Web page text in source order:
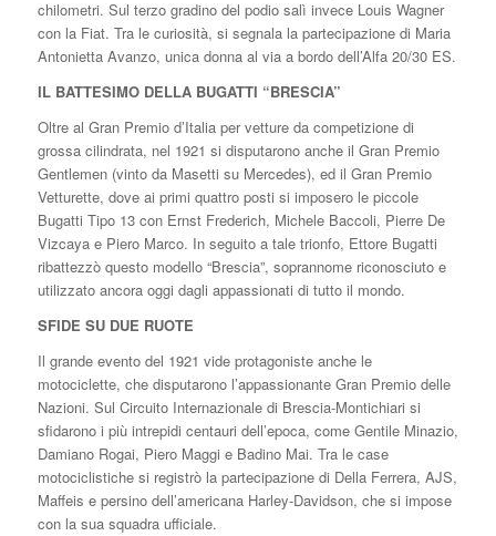
chilometri. Sul terzo gradino del podio salì invece Louis Wagner
con la Fiat. Tra le curiosità, si segnala la partecipazione di Maria
Antonietta Avanzo, unica donna al via a bordo dell’Alfa 20/30 ES.
IL BATTESIMO DELLA BUGATTI “BRESCIA”
Oltre al Gran Premio d’Italia per vetture da competizione di
grossa cilindrata, nel 1921 si disputarono anche il Gran Premio
Gentlemen (vinto da Masetti su Mercedes), ed il Gran Premio
Vetturette, dove ai primi quattro posti si imposero le piccole
Bugatti Tipo 13 con Ernst Frederich, Michele Baccoli, Pierre De
Vizcaya e Piero Marco. In seguito a tale trionfo, Ettore Bugatti
ribattezzò questo modello “Brescia”, soprannome riconosciuto e
utilizzato ancora oggi dagli appassionati di tutto il mondo.
SFIDE SU DUE RUOTE
Il grande evento del 1921 vide protagoniste anche le
motociclette, che disputarono l’appassionante Gran Premio delle
Nazioni. Sul Circuito Internazionale di Brescia-Montichiari si
sfidarono i più intrepidi centauri dell’epoca, come Gentile Minazio,
Damiano Rogai, Piero Maggi e Badino Mai. Tra le case
motociclistiche si registrò la partecipazione di Della Ferrera, AJS,
Maffeis e persino dell’americana Harley-Davidson, che si impose
con la sua squadra ufficiale.